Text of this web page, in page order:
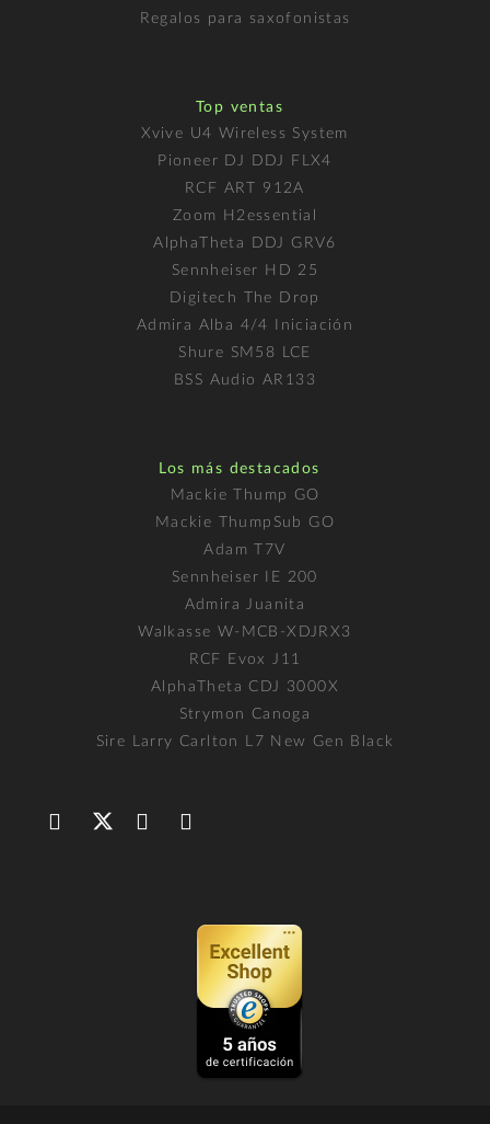
Regalos para saxofonistas
Top ventas
Xvive U4 Wireless System
Pioneer DJ DDJ FLX4
RCF ART 912A
Zoom H2essential
AlphaTheta DDJ GRV6
Sennheiser HD 25
Digitech The Drop
Admira Alba 4/4 Iniciación
Shure SM58 LCE
BSS Audio AR133
Los más destacados
Mackie Thump GO
Mackie ThumpSub GO
Adam T7V
Sennheiser IE 200
Admira Juanita
Walkasse W-MCB-XDJRX3
RCF Evox J11
AlphaTheta CDJ 3000X
Strymon Canoga
Sire Larry Carlton L7 New Gen Black